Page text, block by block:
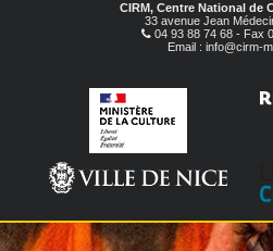
CIRM, Centre National de
33 avenue Jean
04 93 88 74 68 - Fax
Email : info@cirm-